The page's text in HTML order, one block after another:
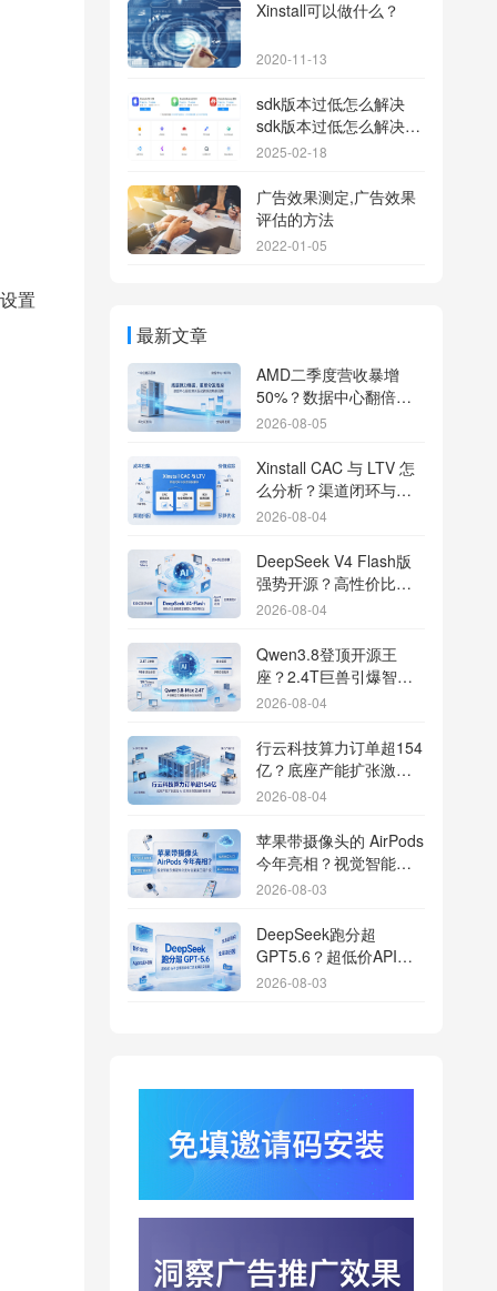
置
Xinstall可以做什么？
2020-11-13
sdk版本过低怎么解决
sdk版本过低怎么解决华
为
2025-02-18
广告效果测定,广告效果
评估的方法
2022-01-05
最新文章
AMD二季度营收暴增
50%？数据中心翻倍增
长驱动跨端分发新底座
2026-08-05
Xinstall CAC 与 LTV 怎
么分析？渠道闭环与投
放回报解析
2026-08-04
DeepSeek V4 Flash版
强势开源？高性价比基
座模型重塑长尾应用全
2026-08-04
Qwen3.8登顶开源王
座？2.4T巨兽引爆智能
体免填邀请码分发潮
2026-08-04
行云科技算力订单超154
亿？底座产能扩张激活
AI应用多终端流转新周
2026-08-04
苹果带摄像头的 AirPods
今年亮相？视觉智能引
爆硬件分发与全渠道归
2026-08-03
DeepSeek跑分超
GPT5.6？超低价API引
爆智能体工具免填码安
2026-08-03
因紧迫性
亚马逊季度营收首次破
2000亿美元？云与广告
双轮驱动下B端应用迎来
分发与归因重构
2026-07-31
千问已在特斯拉车机内
端服务与全渠道归因新
闭环
2026-07-31